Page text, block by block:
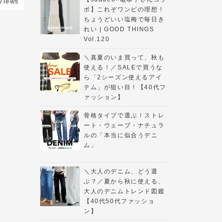
ボ】これぞワンピの理想！
ちょうどいい塩梅で毎日き
れい | GOOD THINGS
Vol.120
＼真夏のいま買って、秋も
使える！／SALEで買うな
ら「2シーズン使えるアイ
テム」が狙い目！【40代フ
ァッション】
骨格タイプで選ぶ！ストレ
ート・ウェーブ・ナチュラ
ルの「本当に似合うデニ
ム」
＼大人のデニム、どう選
ぶ？／夏から秋に使える、
大人のデニムトレンド図鑑
【40代50代ファッショ
ン】